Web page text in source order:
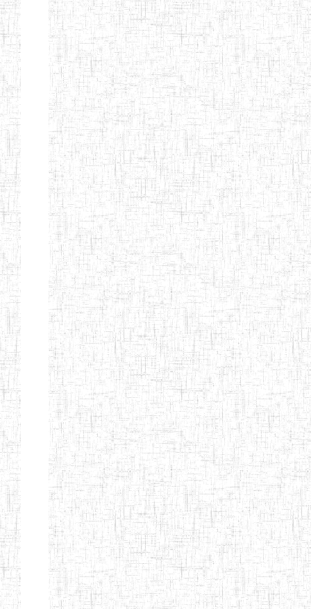
MAROUA
ENIEG DE
KOUSSERI
01/09/1997 ENIEG
ENIEG DE
YAGOUA
31/08/2005 ENIEG
ENIEG DE
KAELE
01/09/1984 ENIEG
ENIEG DE
MORA
01/07/2000 ENIEG
ENIEG DE
MOKOLO
24/09/1997 ENIEG
ENIEG DE
NKONGSAMBA
01/01/1958 ENIEG
ENIEG DE
YABASSI
01/11/2001 ENIEG
ENBIEG
D'EDEA
01/01/1975 ENIEG
ENBIEG DE
DOUALA
25/08/1986 ENIEG
ENIET DE
DOUALA
05/11/1998 ENIET
ENIET DE 05/08/2010 ENIET